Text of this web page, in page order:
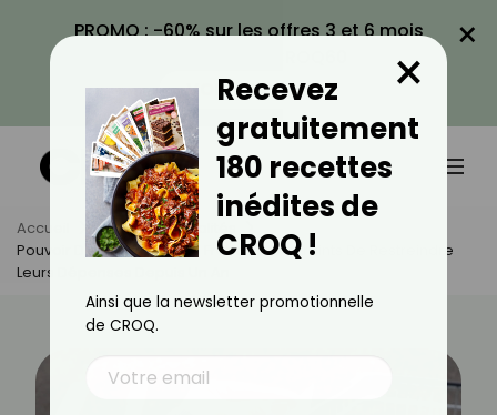
PROMO : -60% sur les offres 3 et 6 mois
VOIR LA PROMO
×
Accueil Actus
Actualités
Pouvoir D'achat : 82% Des Français Contraints De Restreindre
Leurs Dépenses Depuis Un An
Recevez
gratuitement
180 recettes
inédites de
CROQ !
×
Ainsi que la newsletter promotionnelle
de CROQ.